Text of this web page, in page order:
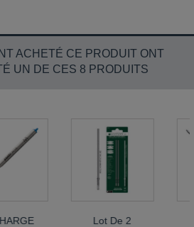
ACHETÉ CE PRODUIT ONT
UN DE CES 8 PRODUITS
Lot De 2